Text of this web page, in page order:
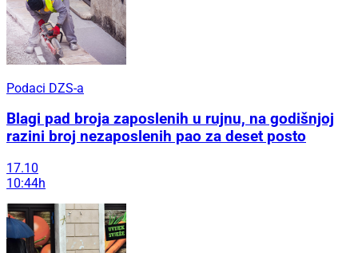
Podaci DZS-a
Blagi pad broja zaposlenih u rujnu, na godišnjoj
razini broj nezaposlenih pao za deset posto
17.10
10:44h